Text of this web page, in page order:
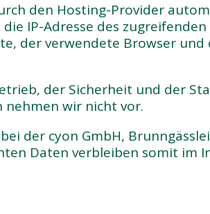
den Hosting-Provider
IP-Adresse des
der verwendete Browser
der Sicherheit und der
wir nicht vor.
der cyon GmbH,
Daten verbleiben somit im